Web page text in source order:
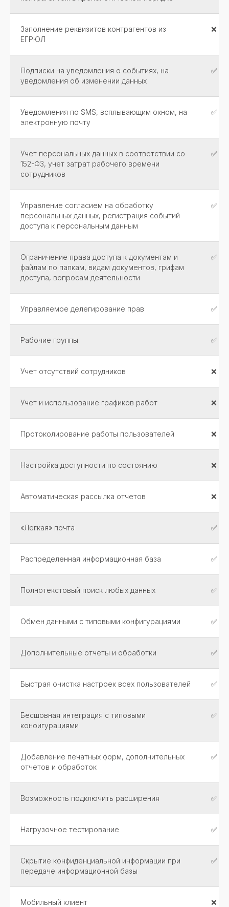
Заполнение реквизитов контрагентов из
ЕГРЮЛ
❌
Подписки на уведомления о событиях, на
уведомления об изменении данных
✅
Уведомления по SMS, всплывающим окном, на
электронную почту
✅
Учет персональных данных в соответствии со
152-ФЗ, учет затрат рабочего времени
сотрудников
✅
Управление согласием на обработку
персональных данных, регистрация событий
доступа к персональным данным
✅
Ограничение права доступа к документам и
файлам по папкам, видам документов, грифам
доступа, вопросам деятельности
✅
Управляемое делегирование прав ✅
Рабочие группы ✅
Учет отсутствий сотрудников ❌
Учет и использование графиков работ ❌
Протоколирование работы пользователей ❌
Настройка доступности по состоянию ❌
Автоматическая рассылка отчетов ❌
«Легкая» почта ✅
Распределенная информационная база ✅
Полнотекстовый поиск любых данных ✅
Обмен данными с типовыми конфигурациями ✅
Дополнительные отчеты и обработки ✅
Быстрая очистка настроек всех пользователей ✅
Бесшовная интеграция с типовыми
конфигурациями
✅
Добавление печатных форм, дополнительных
отчетов и обработок
✅
Возможность подключить расширения ✅
Нагрузочное тестирование ✅
Скрытие конфиденциальной информации при
передаче информационной базы
✅
Мобильный клиент ❌
В течении 30 дней вы можете использовать все
ПРОТЕСТИРОВАТЬ ПРОГРАММУ
Оставить заявку
Тех. поддержка
Контакты
Частые вопросы
Все права защищены
и обработки персональных
данных
Языки
программирования: 1С,
Разработка